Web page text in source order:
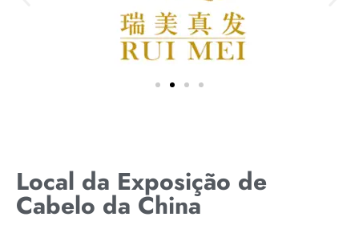
Local da Exposição de
Cabelo da China